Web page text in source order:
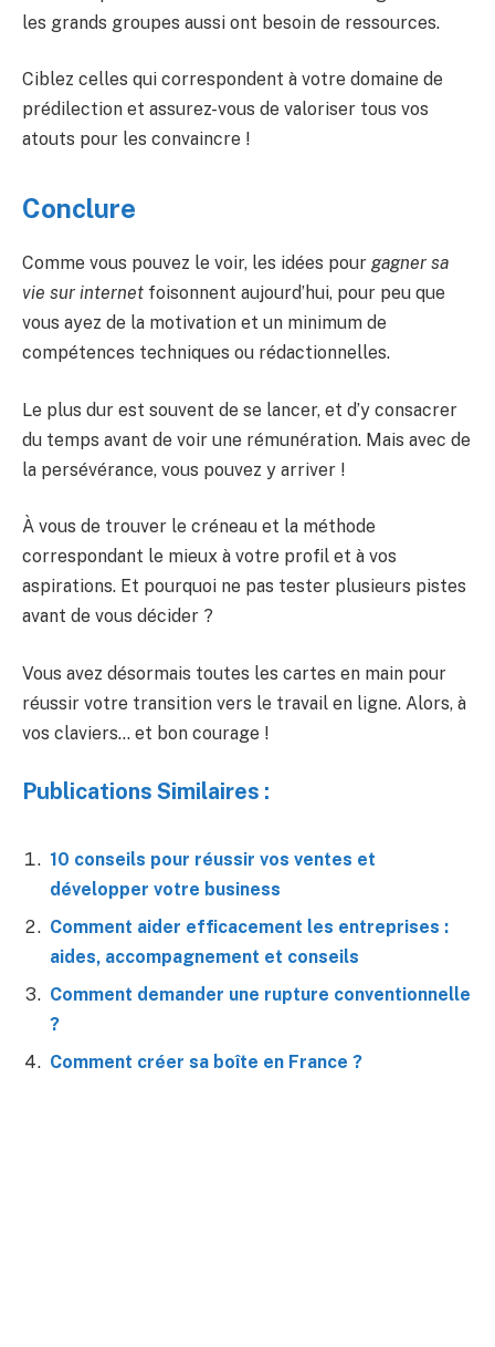
les grands groupes aussi ont besoin de ressources.
Ciblez celles qui correspondent à votre domaine de
prédilection et assurez-vous de valoriser tous vos
atouts pour les convaincre !
Conclure
Comme vous pouvez le voir, les idées pour gagner sa
vie sur internet foisonnent aujourd’hui, pour peu que
vous ayez de la motivation et un minimum de
compétences techniques ou rédactionnelles.
Le plus dur est souvent de se lancer, et d’y consacrer
du temps avant de voir une rémunération. Mais avec de
la persévérance, vous pouvez y arriver !
À vous de trouver le créneau et la méthode
correspondant le mieux à votre profil et à vos
aspirations. Et pourquoi ne pas tester plusieurs pistes
avant de vous décider ?
Vous avez désormais toutes les cartes en main pour
réussir votre transition vers le travail en ligne. Alors, à
vos claviers… et bon courage !
Publications Similaires :
10 conseils pour réussir vos ventes et
développer votre business
Comment aider efficacement les entreprises :
aides, accompagnement et conseils
Comment demander une rupture conventionnelle
?
Comment créer sa boîte en France ?